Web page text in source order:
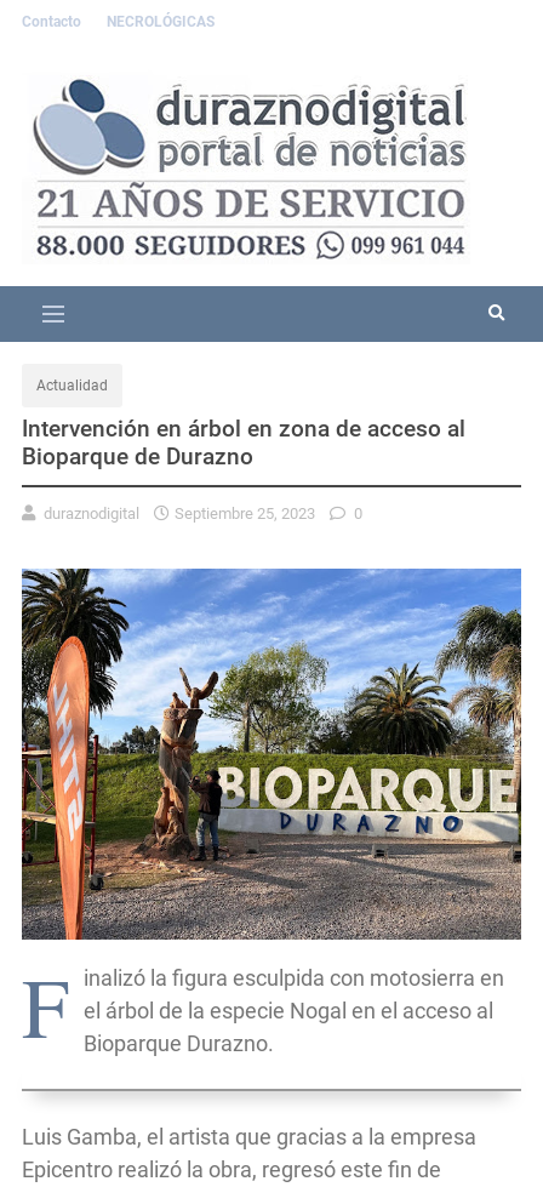
Contacto NECROLÓGICAS
Actualidad
Intervención en árbol en zona de acceso al
Bioparque de Durazno
duraznodigital Septiembre 25, 2023 0
F
inalizó la figura esculpida con motosierra en
el árbol de la especie Nogal en el acceso al
Bioparque Durazno.
Luis Gamba, el artista que gracias a la empresa
Epicentro realizó la obra, regresó este fin de